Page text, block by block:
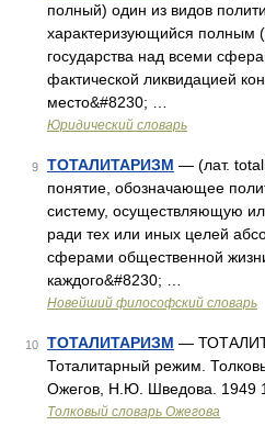
полный) один из видов
характеризующийся полным
государства над всеми
фактической ликвидацией
место&#8230; …
Юридический словарь
9 ТОТАЛИТАРИЗМ — (лат.
понятие, обозначающее
систему, осуществляющую
ради тех или иных целей
сферами общественной
каждого&#8230; …
Новейший философский словарь
10 ТОТАЛИТАРИЗМ —
Тоталитарный режим.
Ожегов, Н.Ю. Шведова. 1949
Толковый словарь Ожегова